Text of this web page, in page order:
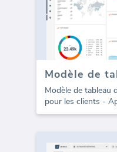
Modèle de tableau
pour les clients -